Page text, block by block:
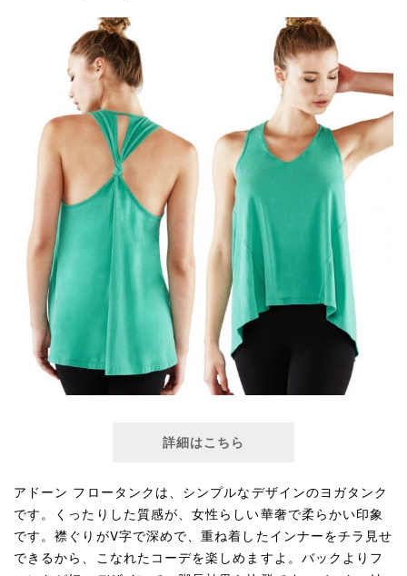
詳細はこちら
アドーン フロータンクは、シンプルなデザインのヨガタンク
です。くったりした質感が、女性らしい華奢で柔らかい印象
です。襟ぐりがV字で深めで、重ね着したインナーをチラ見せ
できるから、こなれたコーデを楽しめますよ。バックよりフ